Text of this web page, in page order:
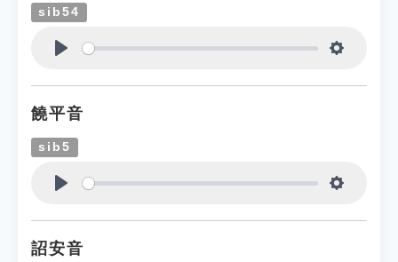
sib54
饒平音
sib5
詔安音